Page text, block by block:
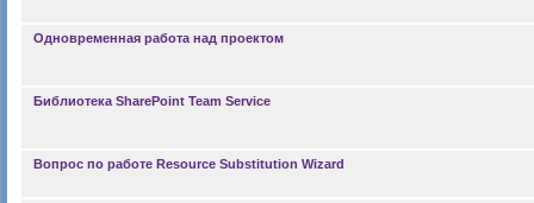
Одновременная работа над проектом
Библиотека SharePoint Team Service
Вопрос по работе Resource Substitution Wizard